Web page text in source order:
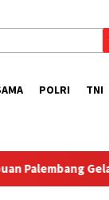
POLRI TNI
Bersama